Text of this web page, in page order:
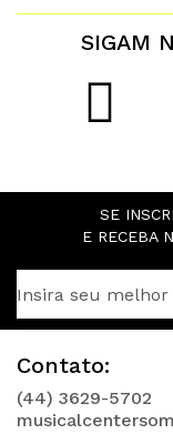
SIGAM
SE
E RECEBA
Contato:
(44) 3629-5702